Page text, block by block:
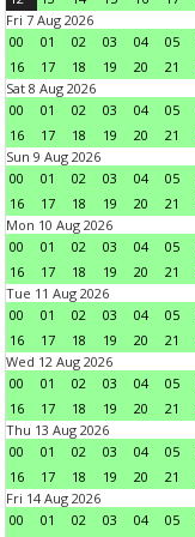
Fri 7 Aug 2026
00
01 02 03 04 05
16
17 18 19 20 21
Sat 8 Aug 2026
00
01 02 03 04 05
16
17 18 19 20 21
Sun 9 Aug 2026
00
01 02 03 04 05
16
17 18 19 20 21
Mon 10 Aug 2026
00
01 02 03 04 05
16
17 18 19 20 21
Tue 11 Aug 2026
00
01 02 03 04 05
16
17 18 19 20 21
Wed 12 Aug 2026
00
01 02 03 04 05
16
17 18 19 20 21
Thu 13 Aug 2026
00
01 02 03 04 05
16
17 18 19 20 21
Fri 14 Aug 2026
00
01 02 03 04 05